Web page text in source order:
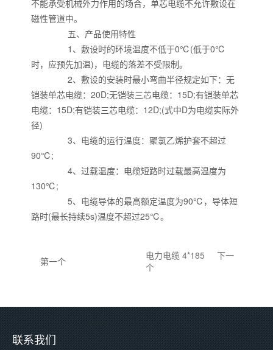
不能承受机械外力作用的场合，单芯电缆不允许敷设在
磁性管道中。
五、产品使用特性
1、敷设时的环境温度不低于0℃(低于0℃
时，应预先加温)，电缆的落差不受限制。
2、敷设的安装时最小弯曲半径规定如下：无
铠装单芯电缆：20D;无铠装三芯电缆：15D;有铠装单芯
电缆：15D;有铠装三芯电缆：12D;(式中D为电缆实际外
径)
3、电缆的运行温度：聚氯乙烯护套不超过
90℃;
4、过载温度：电缆短路时过载最高温度为
130℃;
5、电缆导体的最高额定温度为90℃，导体短
路时(最长持续5s)温度不超过25℃。
第一个 电力电缆 4*185
下一
个
联系我们